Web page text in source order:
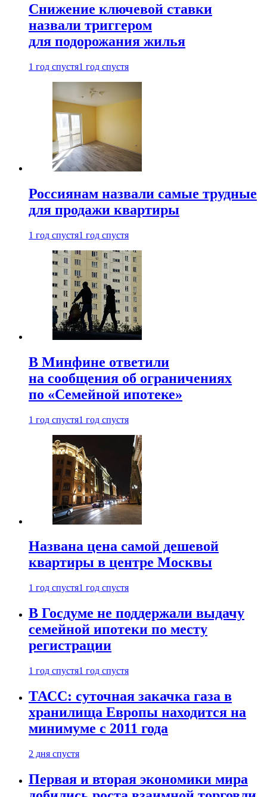
Снижение ключевой ставки
назвали триггером
для подорожания жилья
1 год спустя1 год спустя
Россиянам назвали самые трудные
для продажи квартиры
1 год спустя1 год спустя
В Минфине ответили
на сообщения об ограничениях
по «Семейной ипотеке»
1 год спустя1 год спустя
Названа цена самой дешевой
квартиры в центре Москвы
1 год спустя1 год спустя
В Госдуме не поддержали выдачу
семейной ипотеки по месту
регистрации
1 год спустя1 год спустя
ТАСС: суточная закачка газа в
хранилища Европы находится на
минимуме с 2011 года
2 дня спустя
Первая и вторая экономики мира